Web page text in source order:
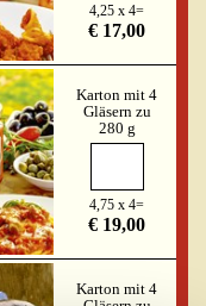
4,25 x 4=
€ 17,00
Karton mit 4
Gläsern zu
280 g
4,75 x 4=
€ 19,00
Karton mit 4